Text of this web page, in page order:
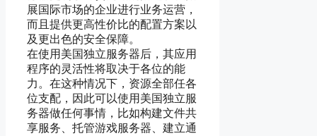
展国际市场的企业进行业务运营，
而且提供更高性价比的配置方案以
及更出色的安全保障。
在使用美国独立服务器后，其应用
程序的灵活性将取决于各位的能
力。在这种情况下，资源全部任各
位支配，因此可以使用美国独立服
务器做任何事情，比如构建文件共
享服务、托管游戏服务器、建立通